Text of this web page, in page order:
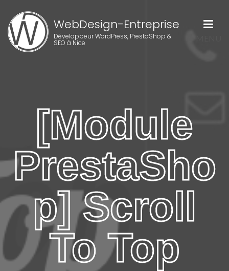
WebDesign-Entreprise
Développeur WordPress, PrestaShop &
SEO à Nice
[Module
PrestaSho
p] Scroll
To Top